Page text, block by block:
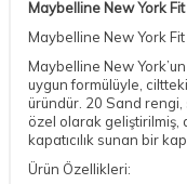
Maybelline New York
Maybelline New York Fit
Maybelline New
uygun formülüyle,
üründür. 20 Sand
özel olarak geliştirilmiş,
kapatıcılık sunan bir
Ürün Özellikleri: